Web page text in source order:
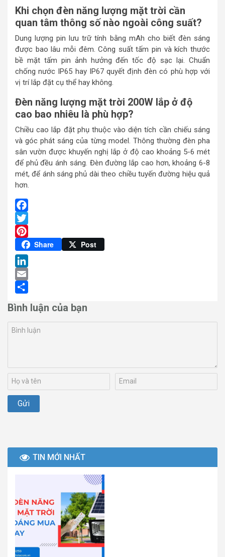
Khi chọn đèn năng lượng mặt trời cần
quan tâm thông số nào ngoài công suất?
Dung lượng pin lưu trữ tính bằng mAh cho biết đèn sáng
được bao lâu mỗi đêm. Công suất tấm pin và kích thước
bề mặt tấm pin ảnh hưởng đến tốc độ sạc lại. Chuẩn
chống nước IP65 hay IP67 quyết định đèn có phù hợp với
vị trí lắp đặt cụ thể hay không.
Đèn năng lượng mặt trời 200W lắp ở độ
cao bao nhiêu là phù hợp?
Chiều cao lắp đặt phụ thuộc vào diện tích cần chiếu sáng
và góc phát sáng của từng model. Thông thường đèn pha
sân vườn được khuyến nghị lắp ở độ cao khoảng 5-6 mét
để phủ đều ánh sáng. Đèn đường lắp cao hơn, khoảng 6-8
mét, để ánh sáng phủ dài theo chiều tuyến đường hiệu quả
hơn.
Facebook
Twitter
Pinterest
Share Post
LinkedIn
Email
Bình luận của bạn
TIN MỚI NHẤT